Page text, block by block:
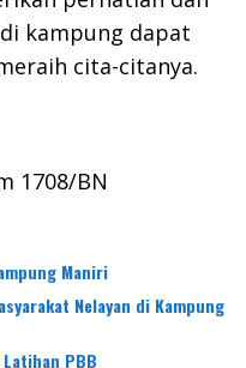
kampung dapat
cita-citanya.
1708/BN
Maniri
Nelayan di Kampung
PBB